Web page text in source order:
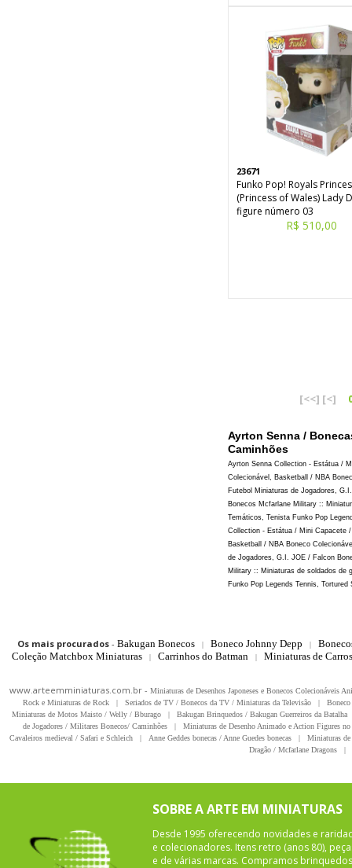
23671
Funko Pop! Royals
(Princess of Wales) Lady
figure número 03
R$ 510,00
[<<] [<]
Ayrton Senna /
Caminhões
Ayrton Senna Collection - Estátua /
Colecionável, Basketball / NBA
Futebol Miniaturas de Jogadores,
Bonecos Mcfarlane Military ::
Temáticos, Tenista Funko Pop
Collection - Estátua / Mini Capacete
Basketball / NBA Boneco
de Jogadores, G.I. JOE / Falcon
Military :: Miniaturas de soldados de
Funko Pop Legends Tennis,
Os mais procurados- Bakugan Bonecos | Boneco Johnny Depp |
Coleção Matchbox Miniaturas
| Carrinhos do Batman | Miniaturas de
www.arteemminiaturas.com.br - Miniaturas de Desenhos Japoneses e Bonecos Colecionáveis
Rock e Miniaturas de Rock
| Seriados de TV / Bonecos da TV / Miniaturas da Televisão |
Miniaturas de Motos Maisto / Welly / Bburago
| Bakugan Brinquedos / Bakugan Guerreiros da Batalha
de Jogadores / Militares Bonecos/ Caminhões
|
Miniaturas de Desenho Animado e Action Figures
Cavaleiros medieval / Safari e Schleich
| Anne Geddes bonecas / Anne Guedes bonecas |
Miniaturas
Dragão / Mcfarlane Dragons
|
SOBRE A ARTE EM MINIATURAS
Desde 1995 oferecendo novidades e
e colecionadores. Itens retro (anos 80),
e de várias marcas. Compramos